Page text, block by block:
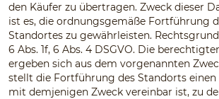
den Käufer zu übertragen. Zweck dieser
ist es, die ordnungsgemäße Fortführung
Standortes zu gewährleisten.
6 Abs. 1f, 6 Abs. 4 DSGVO. Die
ergeben sich aus dem vorgenannten
stellt die Fortführung des Standorts einen
mit demjenigen Zweck vereinbar ist, zu